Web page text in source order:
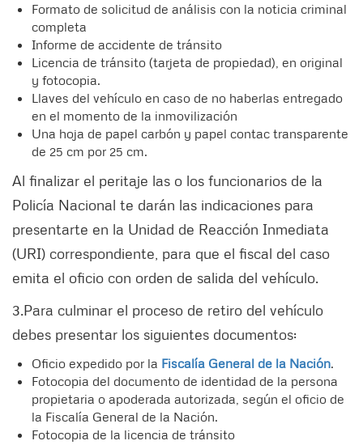
Formato de solicitud de análisis con la noticia criminal
completa
Informe de accidente de tránsito
Licencia de tránsito (tarjeta de propiedad), en original
y fotocopia.
Llaves del vehículo en caso de no haberlas entregado
en el momento de la inmovilización
Una hoja de papel carbón y papel contac transparente
de 25 cm por 25 cm.
Al finalizar el peritaje las o los funcionarios de la
Policía Nacional te darán las indicaciones para
presentarte en la Unidad de Reacción Inmediata
(URI) correspondiente, para que el fiscal del caso
emita el oficio con orden de salida del vehículo.
3.Para culminar el proceso de retiro del vehículo
debes presentar los siguientes documentos:
Oficio expedido por la Fiscalía General de la Nación.
Fotocopia del documento de identidad de la persona
propietaria o apoderada autorizada, según el oficio de
la Fiscalía General de la Nación.
Fotocopia de la licencia de tránsito